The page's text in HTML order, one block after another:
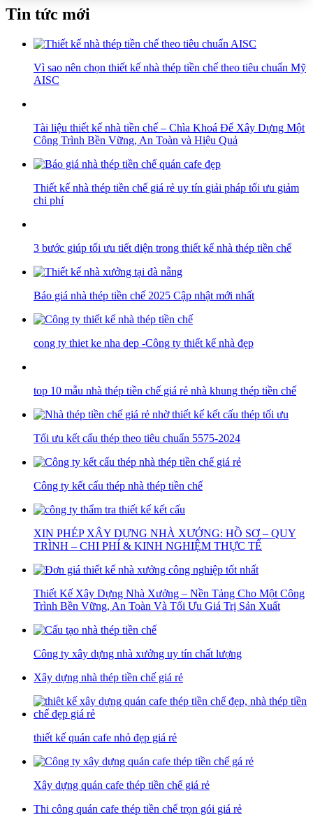
Tin tức mới
Vì sao nên chọn thiết kế nhà thép tiền chế theo tiêu chuẩn Mỹ
AISC
Tài liệu thiết kế nhà tiền chế – Chìa Khoá Để Xây Dựng Một
Công Trình Bền Vững, An Toàn và Hiệu Quả
Thiết kế nhà thép tiền chế giá rẻ uy tín giải pháp tối ưu giảm
chi phí
3 bước giúp tối ưu tiết diện trong thiết kế nhà thép tiền chế
Báo giá nhà thép tiền chế 2025 Cập nhật mới nhất
cong ty thiet ke nha dep -Công ty thiết kế nhà đẹp
top 10 mẫu nhà thép tiền chế giá rẻ nhà khung thép tiền chế
Tối ưu kết cấu thép theo tiêu chuẩn 5575-2024
Công ty kết cấu thép nhà thép tiền chế
XIN PHÉP XÂY DỰNG NHÀ XƯỞNG: HỒ SƠ – QUY
TRÌNH – CHI PHÍ & KINH NGHIỆM THỰC TẾ
Thiết Kế Xây Dựng Nhà Xưởng – Nền Tảng Cho Một Công
Trình Bền Vững, An Toàn Và Tối Ưu Giá Trị Sản Xuất
Công ty xây dựng nhà xưởng uy tín chất lượng
Xây dựng nhà thép tiền chế giá rẻ
thiết kế quán cafe nhỏ đẹp giá rẻ
Xây dựng quán cafe thép tiền chế giá rẻ
Thi công quán cafe thép tiền chế trọn gói giá rẻ